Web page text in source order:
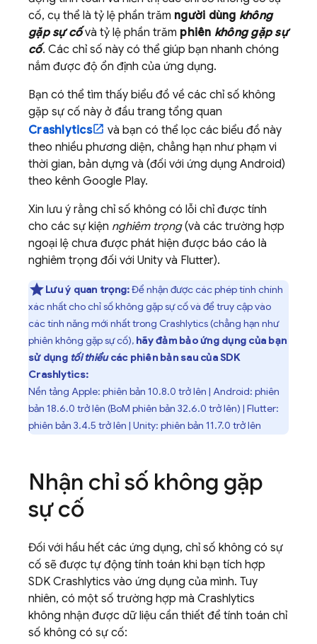
cố, cụ thể là tỷ lệ phần trăm người dùng không
gặp sự cốvà tỷ lệ phần trăm phiên không gặp sự
cố. Các chỉ số này có thể giúp bạn nhanh chóng
nắm được độ ổn định của ứng dụng.
Bạn có thể tìm thấy biểu đồ về các chỉ số không
gặp sự cố này ở đầu trang tổng quan
Crashlytics
và bạn có thể lọc các biểu đồ này
theo nhiều phương diện, chẳng hạn như phạm vi
thời gian, bản dựng và (đối với ứng dụng Android)
theo kênh Google Play.
Xin lưu ý rằng chỉ số không có lỗi chỉ được tính
cho các sự kiện nghiêm trọng(và các trường hợp
ngoại lệ chưa được phát hiện được báo cáo là
nghiêm trọng đối với Unity và Flutter).
Lưu ý quan trọng:Để nhận được các phép tính chính
xác nhất cho chỉ số không gặp sự cố và để truy cập vào
các tính năng mới nhất trong Crashlytics(chẳng hạn như
phiên không gặp sự cố), hãy đảm bảo ứng dụng của bạn
sử dụng tối thiểucác phiên bản sau của SDK
Crashlytics:
Nền tảng Apple: phiên bản 10.8.0 trở lên | Android: phiên
bản 18.6.0 trở lên (BoM phiên bản 32.6.0 trở lên) | Flutter:
phiên bản 3.4.5 trở lên | Unity: phiên bản 11.7.0 trở lên
Nhận chỉ số không gặp
sự cố
Đối với hầu hết các ứng dụng, chỉ số không có sự
cố sẽ được tự động tính toán khi bạn tích hợp
SDK Crashlytics vào ứng dụng của mình. Tuy
nhiên, có một số trường hợp mà Crashlytics
không nhận được dữ liệu cần thiết để tính toán chỉ
số không có sự cố: